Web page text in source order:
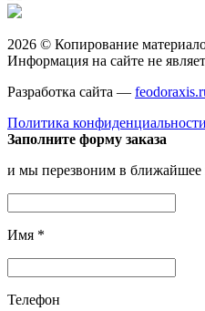
2026 © Копирование
Информация на сайте не
Разработка сайта —
Политика конфиденциальности
Заполните форму заказа
и мы перезвоним в ближайшее
Имя *
Телефон